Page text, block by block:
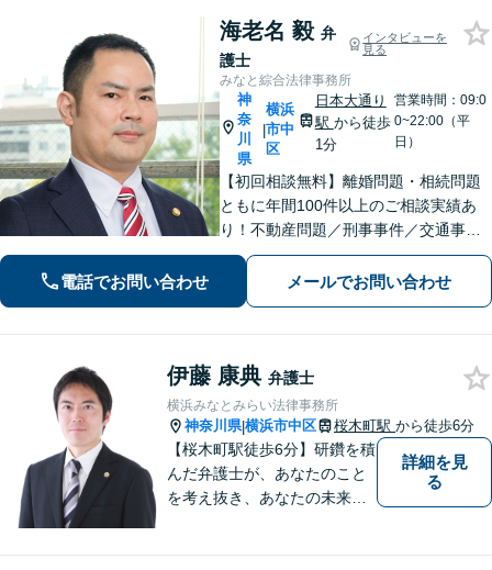
海老名 毅 弁
護士
インタビューを
見る
みなと綜合法律事務所
神
奈
川
県
|
横浜
市中
区
日本大通り
駅 から徒歩
1分
営業時間：09:0
0~22:00（平
日）
【初回相談無料】離婚問題・相続問題
ともに年間100件以上のご相談実績あ
り！不動産問題／刑事事件／交通事故
／借金問題／労働問題／債権回収にも
注力。これまで培ったノウハウを最大
限に活かし、最善の解決へ尽力します
電話でお問い合わせ メールでお問い合わせ
伊藤 康典 弁護士
横浜みなとみらい法律事務所
神奈川県|横浜市中区 桜木町駅 から徒歩6分
【桜木町駅徒歩6分】研鑽を積
んだ弁護士が、あなたのこと
を考え抜き、あなたの未来を
詳細を見
る